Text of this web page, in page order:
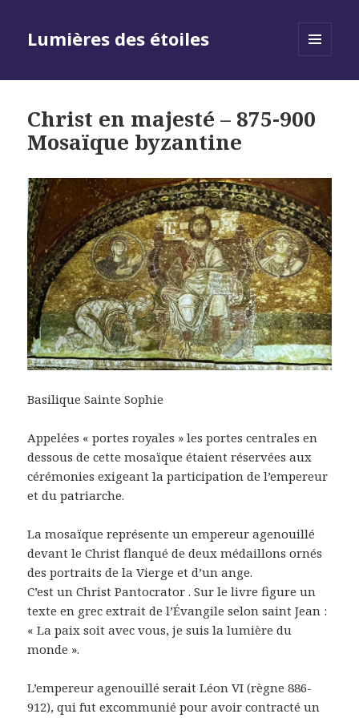
Lumières des étoiles
Christ en majesté – 875-900
Mosaïque byzantine
Basilique Sainte Sophie
Appelées « portes royales » les portes centrales en
dessous de cette mosaïque étaient réservées aux
cérémonies exigeant la participation de l’empereur
et du patriarche.
La mosaïque représente un empereur agenouillé
devant le Christ flanqué de deux médaillons ornés
des portraits de la Vierge et d’un ange.
C’est un Christ Pantocrator . Sur le livre figure un
texte en grec extrait de l’Évangile selon saint Jean :
« La paix soit avec vous, je suis la lumière du
monde ».
L’empereur agenouillé serait Léon VI (règne 886-
912), qui fut excommunié pour avoir contracté un